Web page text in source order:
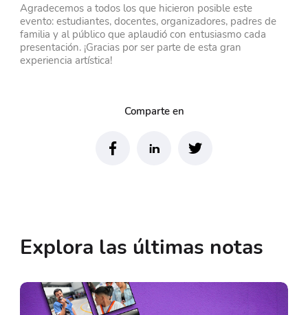
Agradecemos a todos los que hicieron posible este
evento: estudiantes, docentes, organizadores, padres de
familia y al público que aplaudió con entusiasmo cada
presentación. ¡Gracias por ser parte de esta gran
experiencia artística!
Comparte en
Explora las últimas notas